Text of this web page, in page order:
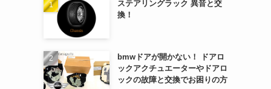
ステアリングラック 異音と交
換！
bmwドアが開かない！ ドアロ
ックアクチュエーターやドアロ
ックの故障と交換でお困りの方